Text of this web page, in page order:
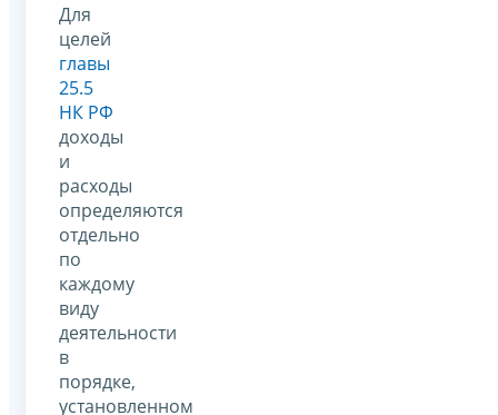
Для
целей
главы
25.5
НК РФ
доходы
и
расходы
определяются
отдельно
по
каждому
виду
деятельности
в
порядке,
установленном